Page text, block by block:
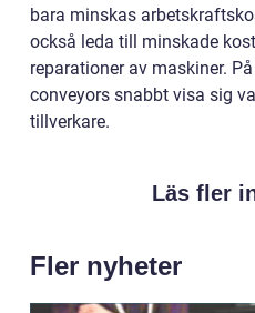
bara minskas
också leda till minskade
reparationer av maskiner.
conveyors snabbt visa sig
tillverkare.
Läs fler
Fler nyheter